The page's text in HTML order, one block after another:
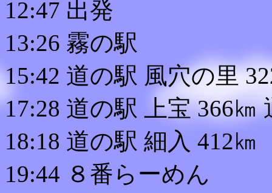
12:47 出発
13:26 霧の駅
15:42 道の駅 風穴の里
17:28 道の駅 上宝 366㎞
18:18 道の駅 細入 412㎞
19:44 ８番らーめん